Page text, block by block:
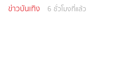
ข่าวบันเทิง 6 ชั่วโมงที่แล้ว